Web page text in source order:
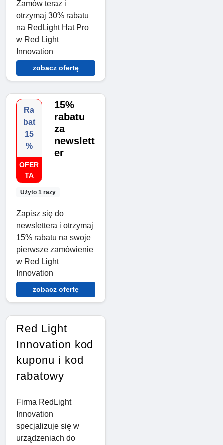
Zamów teraz i
otrzymaj 30% rabatu
na RedLight Hat Pro
w Red Light
Innovation
zobacz ofertę
Ra
bat
15
%
OFER
TA
Użyto 1 razy
15%
rabatu
za
newslett
er
Zapisz się do
newslettera i otrzymaj
15% rabatu na swoje
pierwsze zamówienie
w Red Light
Innovation
zobacz ofertę
Red Light
Innovation kod
kuponu i kod
rabatowy
Firma RedLight
Innovation
specjalizuje się w
urządzeniach do